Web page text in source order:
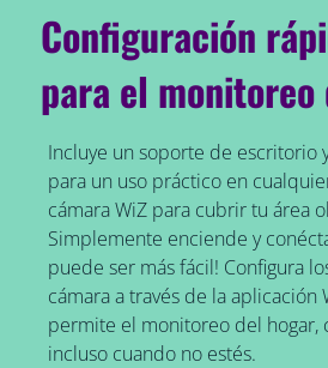
Configuración
para el
Incluye un soporte de escritorio
para un uso práctico en
cámara WiZ para cubrir tu área
Simplemente enciende y
puede ser más fácil! Configura
cámara a través de la aplicación
permite el monitoreo del hogar,
incluso cuando no estés.